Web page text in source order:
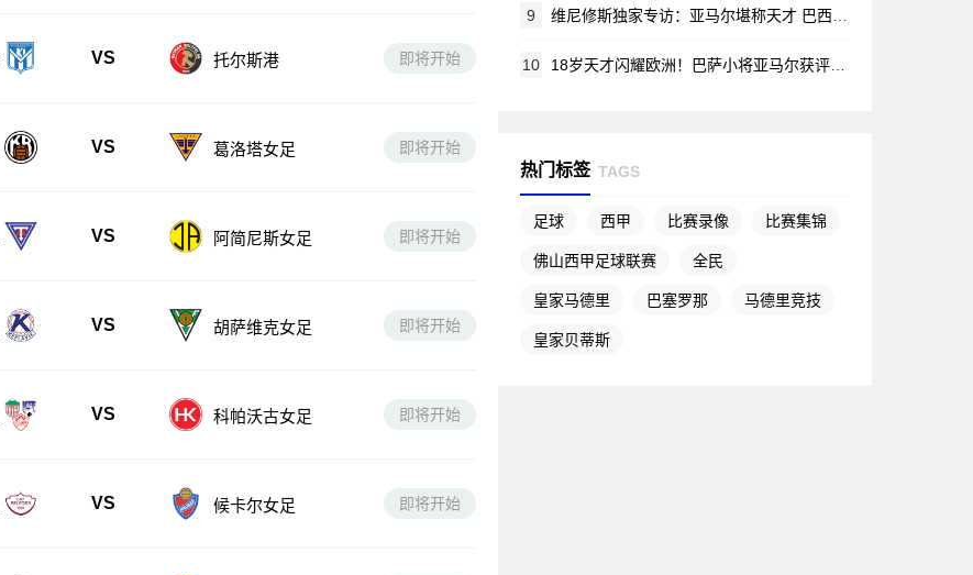
VS 托尔斯港 即将开始
VS 葛洛塔女足 即将开始
VS 阿简尼斯女足 即将开始
VS 胡萨维克女足 即将开始
VS 科帕沃古女足 即将开始
VS 候卡尔女足 即将开始
9 维尼修斯独家专访：亚马尔堪称天才 巴西渴望重夺世界杯荣耀
10 18岁天才闪耀欧洲！巴萨小将亚马尔获评赛季最佳新星
热门标签 TAGS
足球 西甲 比赛录像 比赛集锦
佛山西甲足球联赛 全民
皇家马德里 巴塞罗那 马德里竞技
皇家贝蒂斯